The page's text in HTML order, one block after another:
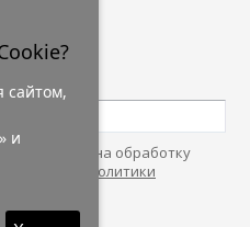
согласие на обработку
"Политики
сайтом,
и